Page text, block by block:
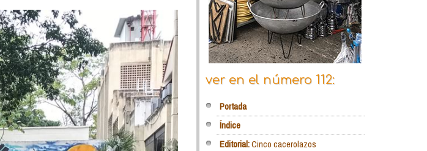
ver en el número 112:
Portada
Índice
Editorial:Cinco cacerolazos